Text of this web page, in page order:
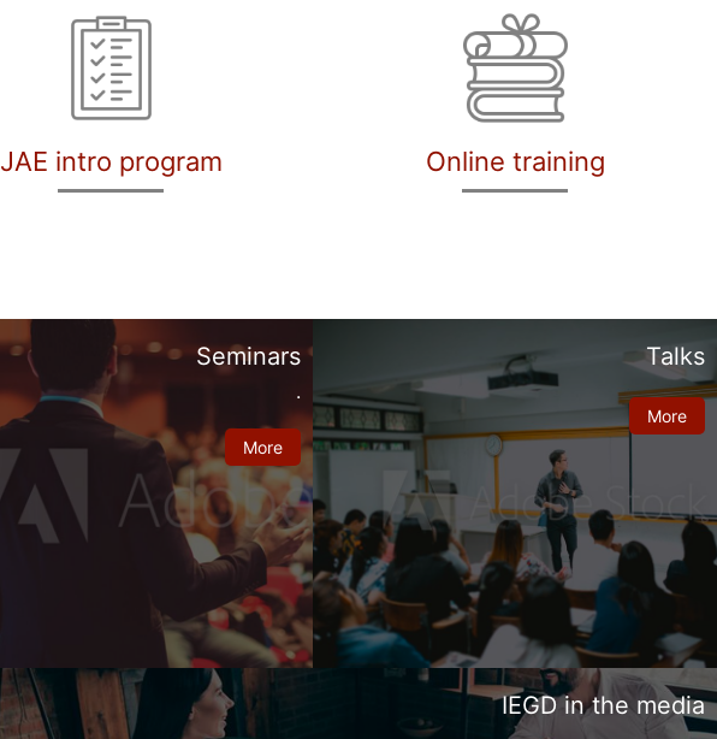
JAE intro program Online training
Seminars
.
More
Talks
More
IEGD in the media